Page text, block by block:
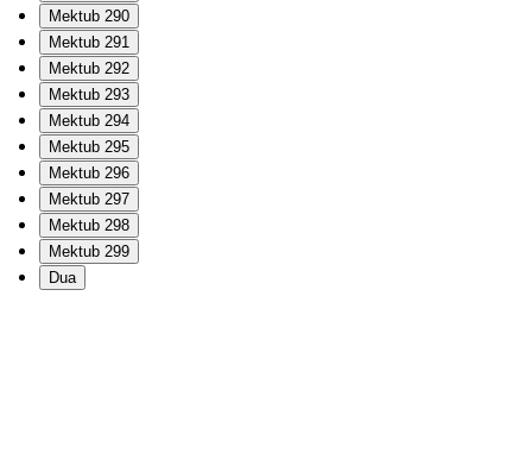
Mektub 290
Mektub 291
Mektub 292
Mektub 293
Mektub 294
Mektub 295
Mektub 296
Mektub 297
Mektub 298
Mektub 299
Dua